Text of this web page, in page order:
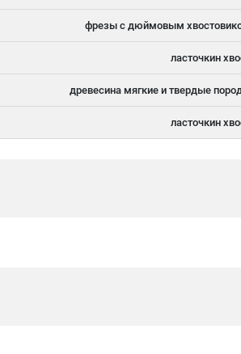
фрезы с дюймовым
ласточкин
древесина мягкие и твердые
ласточкин